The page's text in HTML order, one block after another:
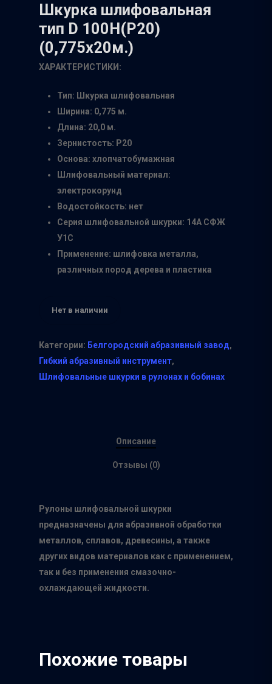
Шкурка шлифовальная
тип D 100Н(Р20)
(0,775х20м.)
ХАРАКТЕРИСТИКИ:
Тип: Шкурка шлифовальная
Ширина: 0,775 м.
Длина: 20,0 м.
Зернистость: Р20
Основа: хлопчатобумажная
Шлифовальный материал:
электрокорунд
Водостойкость: нет
Серия шлифовальной шкурки: 14А СФЖ
У1С
Применение: шлифовка металла,
различных пород дерева и пластика
Нет в наличии
Категории: Белгородский абразивный завод,
Гибкий абразивный инструмент,
Шлифовальные шкурки в рулонах и бобинах
Описание
Отзывы (0)
Рулоны шлифовальной шкурки
предназначены для абразивной обработки
металлов, сплавов, древесины, а также
других видов материалов как с применением,
так и без применения смазочно-
охлаждающей жидкости.
Похожие товары
О нас